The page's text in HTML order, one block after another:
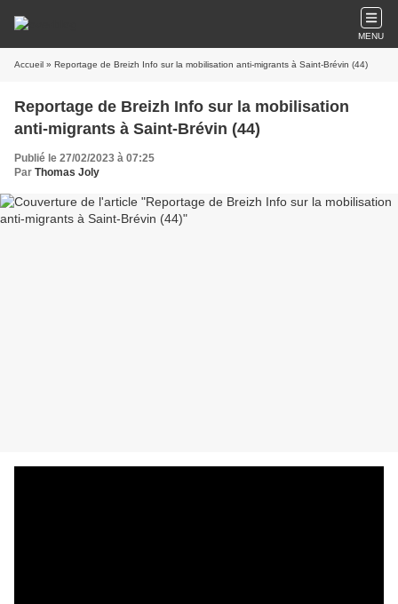
MENU
Accueil » Reportage de Breizh Info sur la mobilisation anti-migrants à Saint-Brévin (44)
Reportage de Breizh Info sur la mobilisation
anti-migrants à Saint-Brévin (44)
Publié le 27/02/2023 à 07:25
Par Thomas Joly